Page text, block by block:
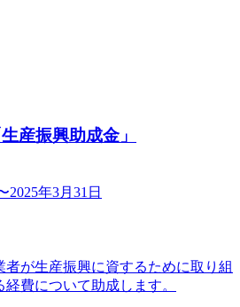
産振興助成金」
2025年3月31日
が生産振興に資するために取り組
費について助成します。